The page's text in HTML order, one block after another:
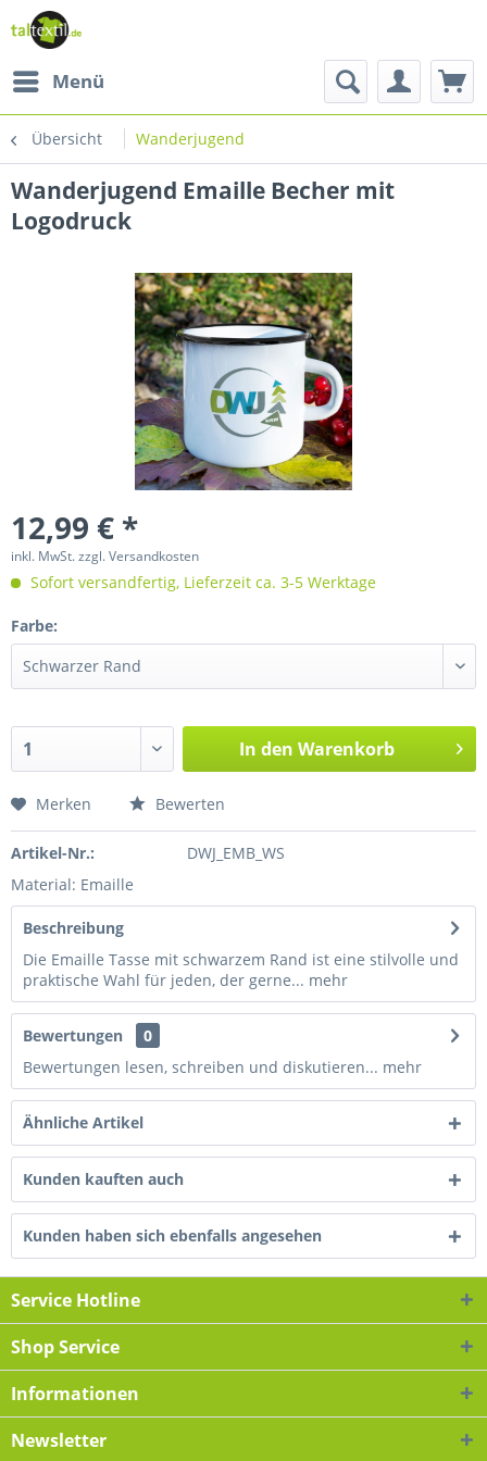
Menü
Übersicht Wanderjugend
Wanderjugend Emaille Becher mit
Logodruck
12,99 € *
inkl. MwSt.zzgl. Versandkosten
Sofort versandfertig, Lieferzeit ca. 3-5 Werktage
Farbe:
In den Warenkorb
Merken Bewerten
Artikel-Nr.:
DWJ_EMB_WS
Material: Emaille
Beschreibung
Die Emaille Tasse mit schwarzem Rand ist eine stilvolle und
praktische Wahl für jeden, der gerne... mehr
Bewertungen
0
Bewertungen lesen, schreiben und diskutieren... mehr
Ähnliche Artikel
Kunden kauften auch
Kunden haben sich ebenfalls angesehen
Service Hotline
Shop Service
Informationen
Newsletter